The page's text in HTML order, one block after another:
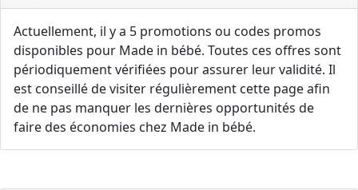
Actuellement, il y a 5 promotions ou codes promos
disponibles pour Made in bébé. Toutes ces offres sont
périodiquement vérifiées pour assurer leur validité. Il
est conseillé de visiter régulièrement cette page afin
de ne pas manquer les dernières opportunités de
faire des économies chez Made in bébé.